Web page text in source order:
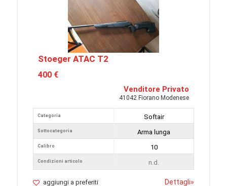
Stoeger ATAC T2
400 €
Venditore Privato
41042 Fiorano Modenese
Categoria
Sottocategoria
Calibro
Condizioni articolo
Softair
Arma lunga
10
n.d.
aggiungi a preferiti Dettagli»